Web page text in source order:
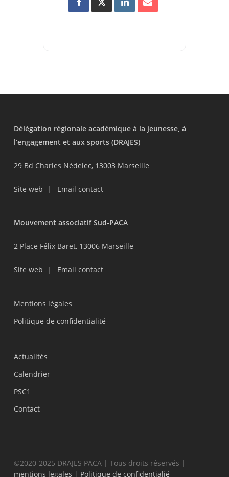
Délégation régionale académique à la jeunesse, à
l’engagement et aux sports (DRAJES)
29 Bd Charles Nédelec, 13003 Marseille
Site web | Email contact
Mouvement associatif Sud-PACA
2 Place Félix Baret, 13006 Marseille
Site web | Email contact
Mentions légales
Politique de confidentialité
Actualités
Calendrier
PSC1
Contact
©2020-2025 DRAJES PACA | Tous droits réservés |
mentions legales | Politique de confidentialié